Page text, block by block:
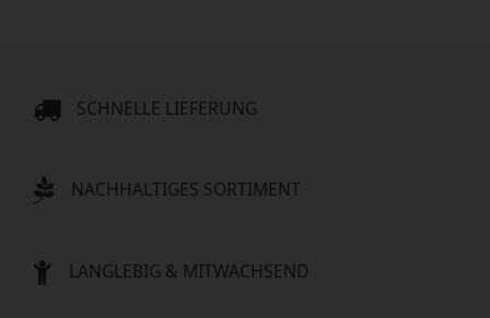
SCHNELLE LIEFERUNG
NACHHALTIGES SORTIMENT
LANGLEBIG & MITWACHSEND